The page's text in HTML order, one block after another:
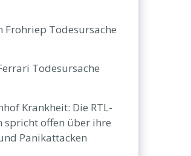
Frohriep Todesursache
Todesursache
Krankheit: Die RTL-
spricht offen über ihre
Panikattacken